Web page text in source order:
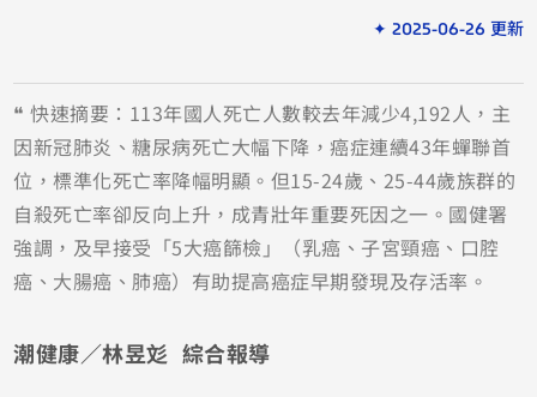
✦ 2025-06-26 更新
❝ 快速摘要：113年國人死亡人數較去年減少4,192人，主
因新冠肺炎、糖尿病死亡大幅下降，癌症連續43年蟬聯首
位，標準化死亡率降幅明顯。但15-24歲、25-44歲族群的
自殺死亡率卻反向上升，成青壯年重要死因之一。國健署
強調，及早接受「5大癌篩檢」（乳癌、子宮頸癌、口腔
癌、大腸癌、肺癌）有助提高癌症早期發現及存活率。
潮健康／林昱彣 綜合報導